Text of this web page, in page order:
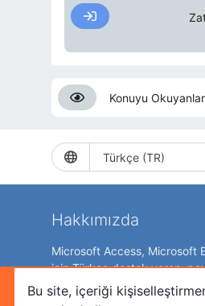
Konuyu
Hakkımızda
Microsoft Access, Microsoft
için Türkçe destek veren,
Bu site, içeriği